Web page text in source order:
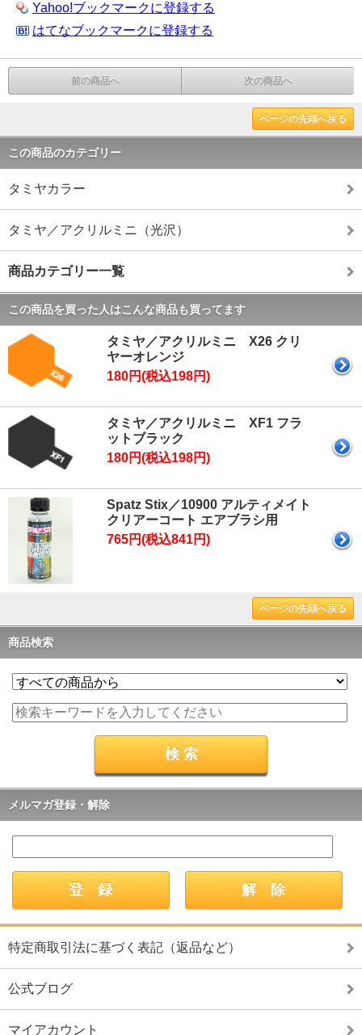
Yahoo!ブックマークに登録する
はてなブックマークに登録する
前の商品へ 次の商品へ
ページの先頭へ戻る
この商品のカテゴリー
タミヤカラー
タミヤ／アクリルミニ（光沢）
商品カテゴリー一覧
この商品を買った人はこんな商品も買ってます
タミヤ／アクリルミニ X26 クリ
ヤーオレンジ
180円(税込198円)
タミヤ／アクリルミニ XF1 フラ
ットブラック
180円(税込198円)
Spatz Stix／10900 アルティメイト
クリアーコート エアブラシ用
765円(税込841円)
ページの先頭へ戻る
商品検索
メルマガ登録・解除
特定商取引法に基づく表記（返品など）
公式ブログ
マイアカウント